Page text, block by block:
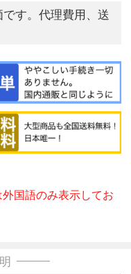
す。代理費用、送
国語のみ表示してお